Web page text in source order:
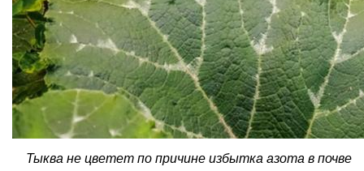
Тыква не цветет по причине избытка азота в почве